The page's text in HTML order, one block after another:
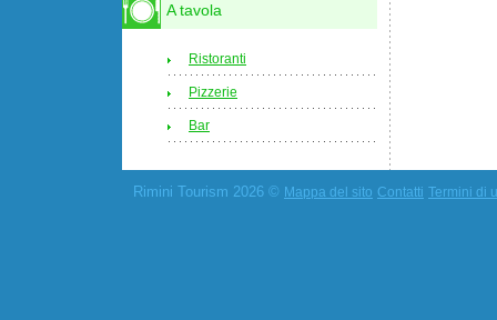
A tavola
Ristoranti
Pizzerie
Bar
Rimini Tourism 2026 © Mappa del sito Contatti Termini di